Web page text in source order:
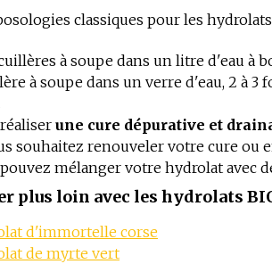
classiques pour les
à soupe dans un litre d'eau à
à soupe dans un verre d'eau, 2 à
une cure dépurative et
souhaitez renouveler votre cure ou
mélanger votre hydrolat avec
plus loin avec les hydrolats
d'immortelle corse
de myrte vert